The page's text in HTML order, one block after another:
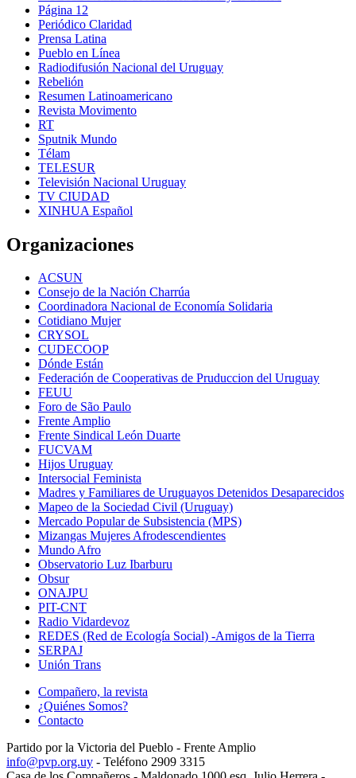
Página 12
Periódico Claridad
Prensa Latina
Pueblo en Línea
Radiodifusión Nacional del Uruguay
Rebelión
Resumen Latinoamericano
Revista Movimento
RT
Sputnik Mundo
Télam
TELESUR
Televisión Nacional Uruguay
TV CIUDAD
XINHUA Español
Organizaciones
ACSUN
Consejo de la Nación Charrúa
Coordinadora Nacional de Economía Solidaria
Cotidiano Mujer
CRYSOL
CUDECOOP
Dónde Están
Federación de Cooperativas de Pruduccion del Uruguay
FEUU
Foro de São Paulo
Frente Amplio
Frente Sindical León Duarte
FUCVAM
Hijos Uruguay
Intersocial Feminista
Madres y Familiares de Uruguayos Detenidos Desaparecidos
Mapeo de la Sociedad Civil (Uruguay)
Mercado Popular de Subsistencia (MPS)
Mizangas Mujeres Afrodescendientes
Mundo Afro
Observatorio Luz Ibarburu
Obsur
ONAJPU
PIT-CNT
Radio Vidardevoz
REDES (Red de Ecología Social) -Amigos de la Tierra
SERPAJ
Unión Trans
Compañero, la revista
¿Quiénes Somos?
Contacto
Partido por la Victoria del Pueblo - Frente Amplio
info@pvp.org.uy - Teléfono 2909 3315